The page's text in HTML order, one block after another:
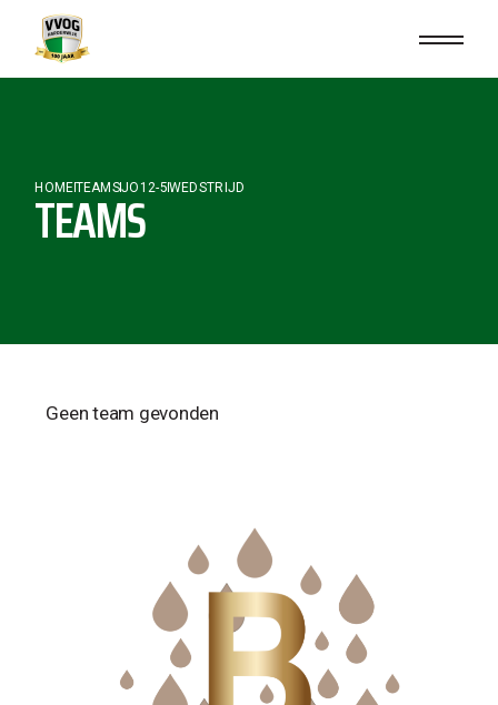
HOMETEAMSJO12-5WEDSTRIJD
TEAMS
Geen team gevonden